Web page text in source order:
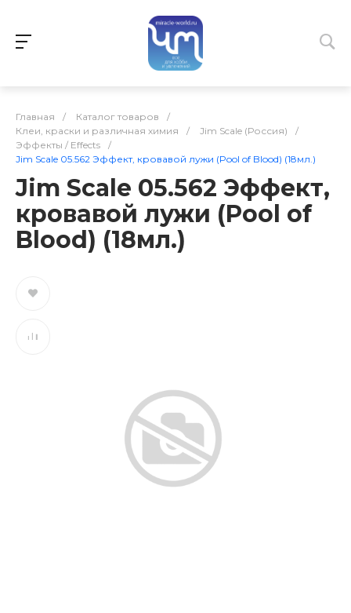
Главная / Каталог товаров
/
Клеи, краски и различная химия
/ Jim Scale (Россия)
/
Эффекты / Effects
/
Jim Scale 05.562 Эффект, кровавой лужи (Pool of Blood) (18мл.)
Jim Scale 05.562 Эффект,
кровавой лужи (Pool of
Blood) (18мл.)